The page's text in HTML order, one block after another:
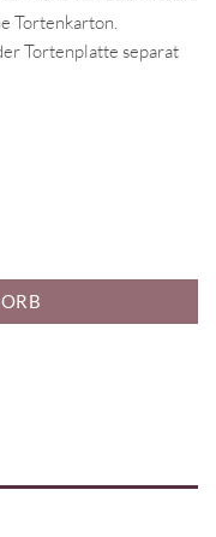
Tortenkarton.
Tortenplatte separat